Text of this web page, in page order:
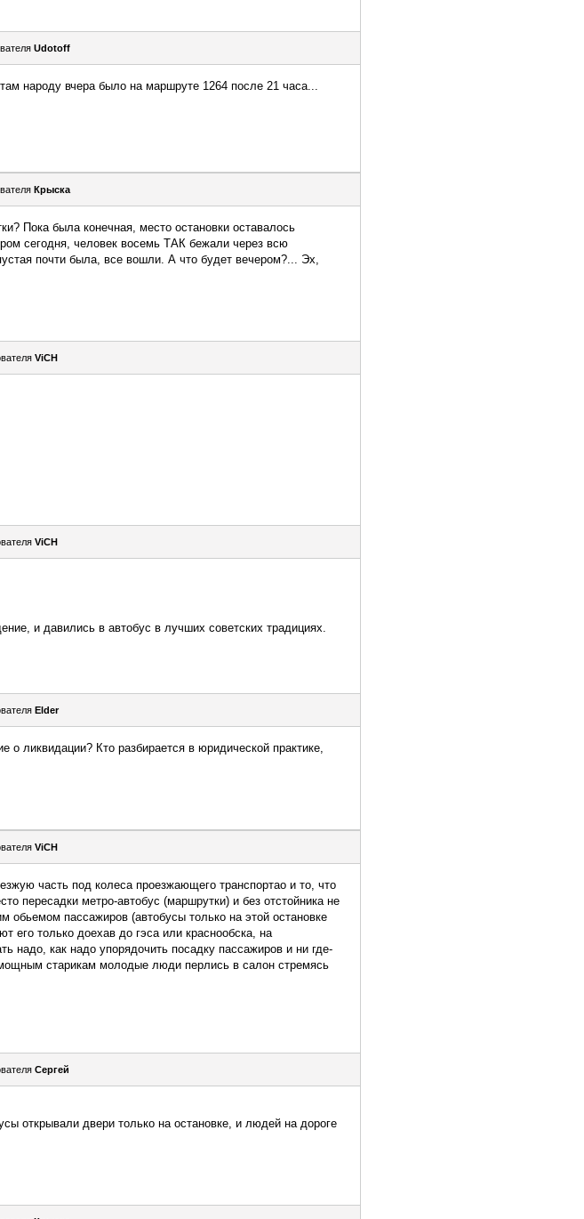
Udotoff
народу вчера было на маршруте 1264 после 21 часа...
Крыска
Пока была конечная, место остановки оставалось
сегодня, человек восемь ТАК бежали через всю
почти была, все вошли. А что будет вечером?... Эх,
ViCH
ViCH
и давились в автобус в лучших советских традициях.
Elder
ликвидации? Кто разбирается в юридической практике,
ViCH
часть под колеса проезжающего транспортао и то, что
пересадки метро-автобус (маршрутки) и без отстойника не
обьемом пассажиров (автобусы только на этой остановке
его только доехав до гэса или краснообска, на
надо, как надо упорядочить посадку пассажиров и ни где-
старикам молодые люди перлись в салон стремясь
Сергей
открывали двери только на остановке, и людей на дороге